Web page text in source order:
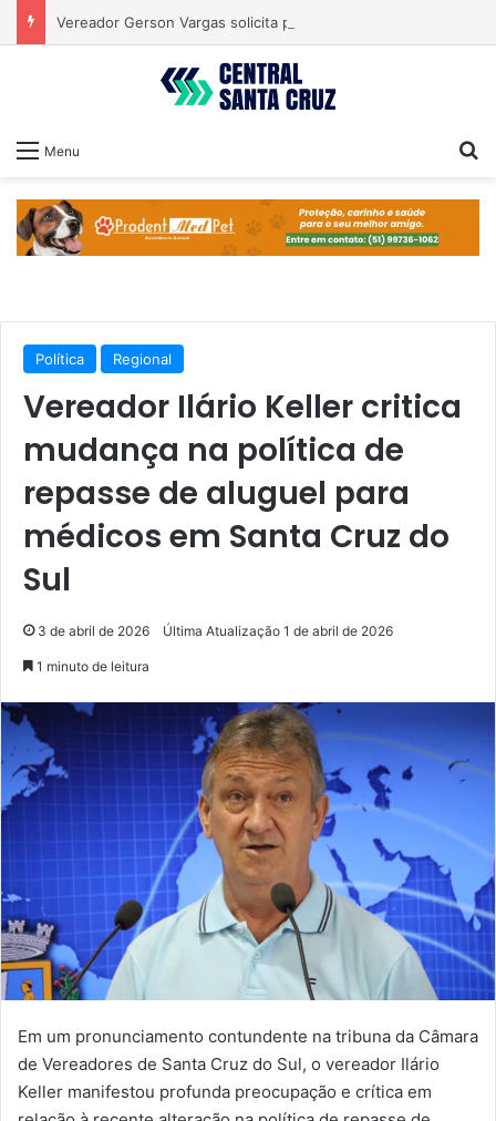
Menu
Política Regional
Vereador Ilário Keller critica
mudança na política de
repasse de aluguel para
médicos em Santa Cruz do
Sul
3 de abril de 2026 Última Atualização 1 de abril de 2026
1 minuto de leitura
Em um pronunciamento contundente na tribuna da Câmara
de Vereadores de Santa Cruz do Sul, o vereador Ilário
Keller manifestou profunda preocupação e crítica em